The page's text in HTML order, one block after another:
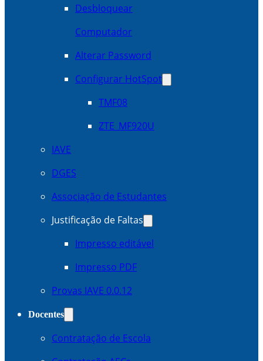
Desbloquear
Computador
Alterar Password
Configurar HotSpot
TMF08
ZTE_MF920U
IAVE
DGES
Associação de Estudantes
Justificação de Faltas
Impresso editável
Impresso PDF
Provas IAVE 0.0.12
Docentes
Contratação de Escola